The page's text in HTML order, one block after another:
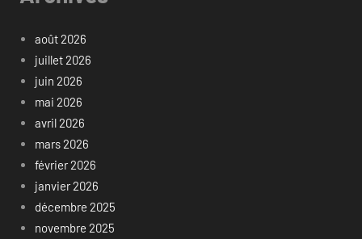
août 2026
juillet 2026
juin 2026
mai 2026
avril 2026
mars 2026
février 2026
janvier 2026
décembre 2025
novembre 2025